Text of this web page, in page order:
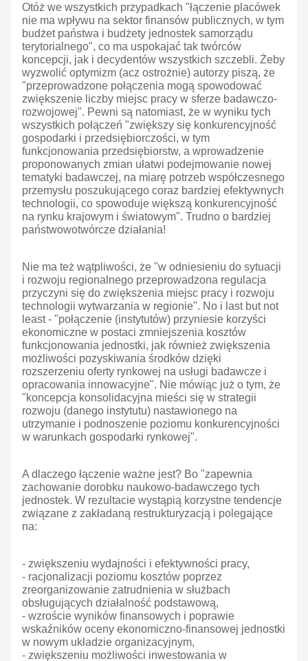
Otóż we wszystkich przypadkach "łączenie placówek
nie ma wpływu na sektor finansów publicznych, w tym
budżet państwa i budżety jednostek samorządu
terytorialnego", co ma uspokajać tak twórców
koncepcji, jak i decydentów wszystkich szczebli. Żeby
wyzwolić optymizm (acz ostrożnie) autorzy piszą, że
"przeprowadzone połączenia mogą spowodować
zwiększenie liczby miejsc pracy w sferze badawczo-
rozwojowej". Pewni są natomiast, że w wyniku tych
wszystkich połączeń "zwiększy się konkurencyjność
gospodarki i przedsiębiorczości, w tym
funkcjonowania przedsiębiorstw, a wprowadzenie
proponowanych zmian ułatwi podejmowanie nowej
tematyki badawczej, na miarę potrzeb współczesnego
przemysłu poszukującego coraz bardziej efektywnych
technologii, co spowoduje większą konkurencyjność
na rynku krajowym i światowym". Trudno o bardziej
państwowotwórcze działania!
Nie ma też wątpliwości, że "w odniesieniu do sytuacji
i rozwoju regionalnego przeprowadzona regulacja
przyczyni się do zwiększenia miejsc pracy i rozwoju
technologii wytwarzania w regionie". No i last but not
least - "połączenie (instytutów) przyniesie korzyści
ekonomiczne w postaci zmniejszenia kosztów
funkcjonowania jednostki, jak również zwiększenia
możliwości pozyskiwania środków dzięki
rozszerzeniu oferty rynkowej na usługi badawcze i
opracowania innowacyjne". Nie mówiąc już o tym, że
"koncepcja konsolidacyjna mieści się w strategii
rozwoju (danego instytutu) nastawionego na
utrzymanie i podnoszenie poziomu konkurencyjności
w warunkach gospodarki rynkowej".
A dlaczego łączenie ważne jest? Bo "zapewnia
zachowanie dorobku naukowo-badawczego tych
jednostek. W rezultacie wystąpią korzystne tendencje
związane z zakładaną restrukturyzacją i polegające
na:
- zwiększeniu wydajności i efektywności pracy,
- racjonalizacji poziomu kosztów poprzez
zreorganizowanie zatrudnienia w służbach
obsługujących działalność podstawową,
- wzroście wyników finansowych i poprawie
wskaźników oceny ekonomiczno-finansowej jednostki
w nowym układzie organizacyjnym,
- zwiększeniu możliwości inwestowania w